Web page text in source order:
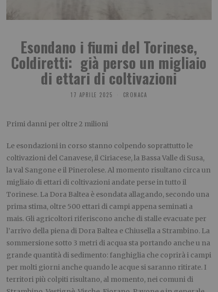
Esondano i fiumi del Torinese,
Coldiretti: già perso un migliaio
di ettari di coltivazioni
17 APRILE 2025 CRONACA
Primi danni per oltre 2 milioni
Le esondazioni in corso stanno colpendo soprattutto le
coltivazioni del Canavese, il Ciriacese, la Bassa Valle di Susa,
la val Sangone e il Pinerolese. Al momento risultano circa un
migliaio di ettari di coltivazioni andate perse in tutto il
Torinese. La Dora Baltea è esondata allagando, secondo una
prima stima, oltre 500 ettari di campi appena seminati a
mais. Gli agricoltori riferiscono anche di stalle evacuate per
l’arrivo della piena di Dora Baltea e Chiusella a Strambino. La
sommersione sotto 3 metri di acqua sta portando anche u na
grande quantità di sedimento: fanghiglia che coprirà i campi
per molti giorni anche quando le acque si saranno ritirate. I
territori più colpiti risultano, al momento, nei comuni di